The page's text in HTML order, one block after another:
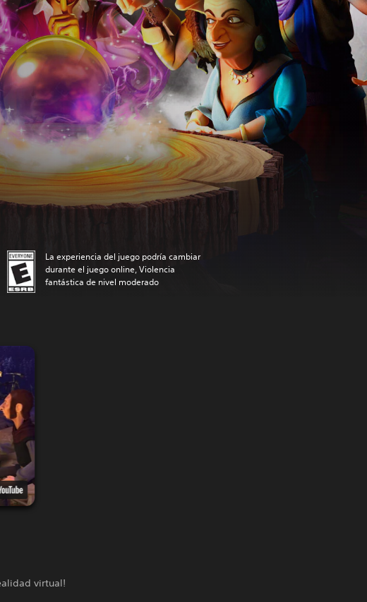
La experiencia del juego podría cambiar
durante el juego online, Violencia
fantástica de nivel moderado
virtual!